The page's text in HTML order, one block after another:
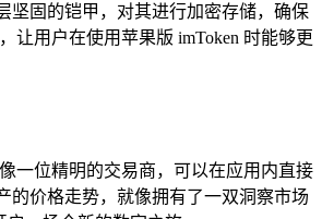
坚固的铠甲，对其进行加密存储，确保
用户在使用苹果版 imToken 时能够更
一位精明的交易商，可以在应用内直接
的价格走势，就像拥有了一双洞察市场